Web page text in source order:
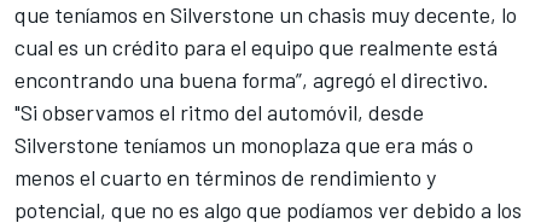
que teníamos en Silverstone un chasis muy decente, lo
cual es un crédito para el equipo que realmente está
encontrando una buena forma”, agregó el directivo.
"Si observamos el ritmo del automóvil, desde
Silverstone teníamos un monoplaza que era más o
menos el cuarto en términos de rendimiento y
potencial, que no es algo que podíamos ver debido a los